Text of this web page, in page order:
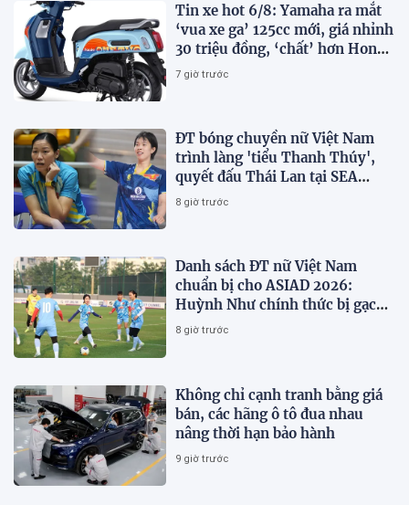
Tin xe hot 6/8: Yamaha ra mắt
‘vua xe ga’ 125cc mới, giá nhỉnh
30 triệu đồng, ‘chất’ hơn Honda
Vision và SH Mode
7 giờ trước
ĐT bóng chuyền nữ Việt Nam
trình làng 'tiểu Thanh Thúy',
quyết đấu Thái Lan tại SEA
V.Cup 2026
8 giờ trước
Danh sách ĐT nữ Việt Nam
chuẩn bị cho ASIAD 2026:
Huỳnh Như chính thức bị gạch
tên
8 giờ trước
Không chỉ cạnh tranh bằng giá
bán, các hãng ô tô đua nhau
nâng thời hạn bảo hành
9 giờ trước